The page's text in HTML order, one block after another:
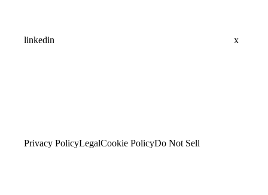
linkedin x
Privacy PolicyLegalCookie PolicyDo Not Sell